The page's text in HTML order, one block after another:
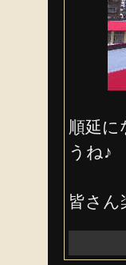
順延に
うね♪
皆さん